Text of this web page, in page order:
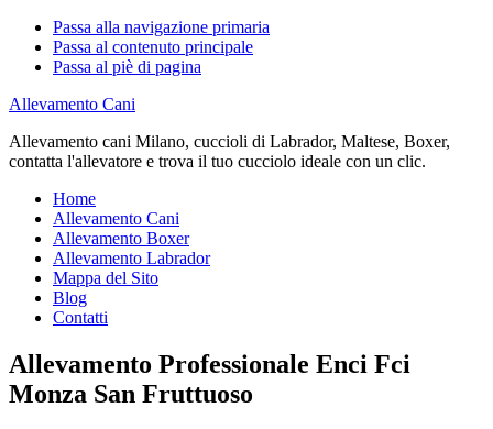
Passa alla navigazione primaria
Passa al contenuto principale
Passa al piè di pagina
Allevamento Cani
Allevamento cani Milano, cuccioli di Labrador, Maltese, Boxer,
contatta l'allevatore e trova il tuo cucciolo ideale con un clic.
Home
Allevamento Cani
Allevamento Boxer
Allevamento Labrador
Mappa del Sito
Blog
Contatti
Allevamento Professionale Enci Fci
Monza San Fruttuoso